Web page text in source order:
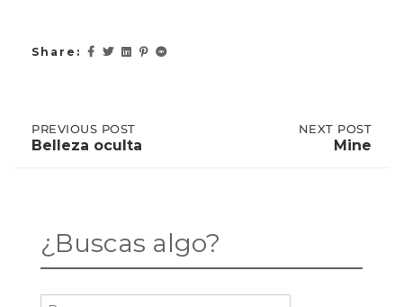
Share:
Post
PREVIOUS
POST:
PREVIOUS POST
Belleza oculta
NEXT POST
Mine
¿Buscas algo?